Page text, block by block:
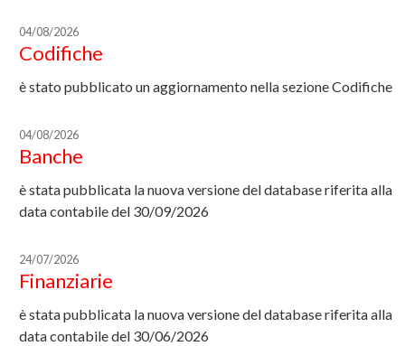
04/08/2026
Codifiche
è stato pubblicato un aggiornamento nella sezione Codifiche
04/08/2026
Banche
è stata pubblicata la nuova versione del database riferita alla
data contabile del 30/09/2026
24/07/2026
Finanziarie
è stata pubblicata la nuova versione del database riferita alla
data contabile del 30/06/2026